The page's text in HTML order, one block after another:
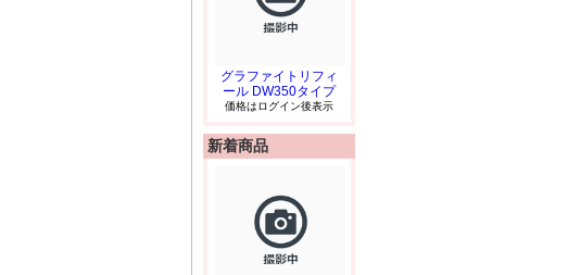
グラファイトリフィ
ール DW350タイプ
価格はログイン後表示
新着商品